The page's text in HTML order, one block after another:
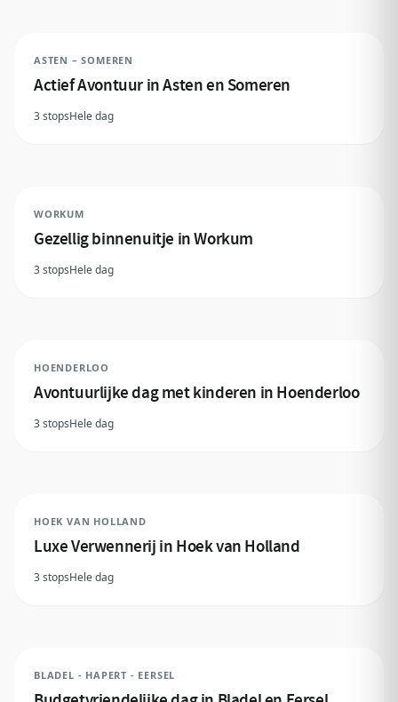
ASTEN – SOMEREN
Actief Avontuur in Asten en Someren
3 stopsHele dag
WORKUM
Gezellig binnenuitje in Workum
3 stopsHele dag
HOENDERLOO
Avontuurlijke dag met kinderen in Hoenderloo
3 stopsHele dag
HOEK VAN HOLLAND
Luxe Verwennerij in Hoek van Holland
3 stopsHele dag
BLADEL - HAPERT - EERSEL